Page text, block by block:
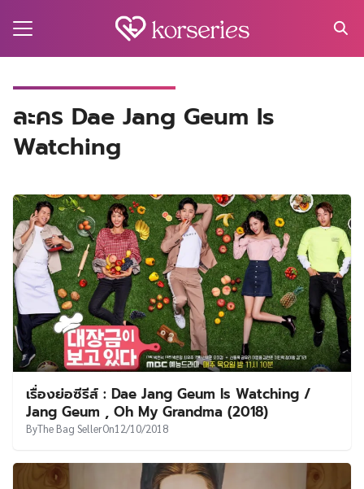
ละคร Dae Jang Geum Is
Watching
เรื่องย่อซีรีส์ : Dae Jang Geum Is Watching /
Jang Geum , Oh My Grandma (2018)
ByThe Bag SellerOn12/10/2018